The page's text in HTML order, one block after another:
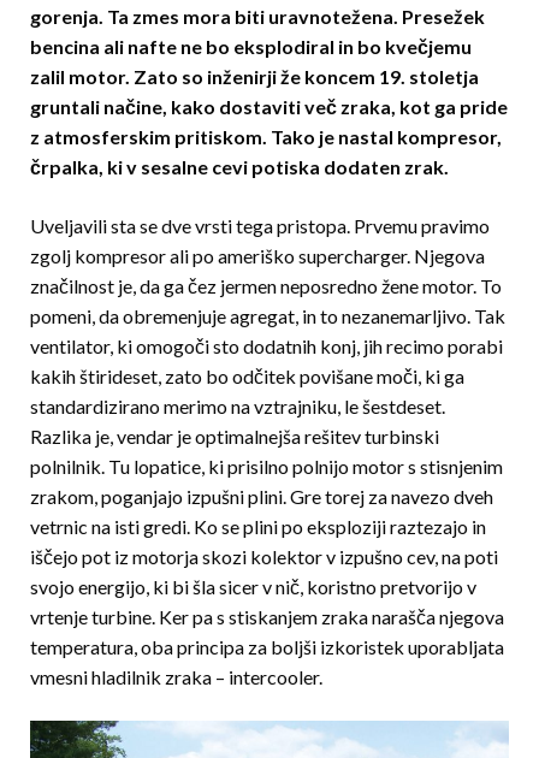
gorenja. Ta zmes mora biti uravnotežena. Presežek
bencina ali nafte ne bo eksplodiral in bo kvečjemu
zalil motor. Zato so inženirji že koncem 19. stoletja
gruntali načine, kako dostaviti več zraka, kot ga pride
z atmo­sferskim pritiskom. Tako je nastal kompresor,
črpalka, ki v sesalne cevi potiska dodaten zrak.
Uveljavili sta se dve vrsti tega pristopa. Prvemu pravimo
zgolj kompresor ali po ameriško super­charger. Njegova
značilnost je, da ga čez jermen neposredno žene motor. To
pomeni, da obremenjuje agregat, in to nezanemarljivo. Tak
ventilator, ki omogoči sto dodatnih konj, jih recimo porabi
kakih štirideset, zato bo odčitek povišane moči, ki ga
standardizirano merimo na vztrajniku, le šestdeset.
Razlika je, vendar je optimalnejša rešitev turbinski
polnilnik. Tu lopatice, ki prisilno polnijo motor s stisnjenim
zrakom, poganjajo izpušni plini. Gre torej za navezo dveh
vetrnic na isti gredi. Ko se plini po eksploziji raztezajo in
iščejo pot iz motorja skozi kolektor v izpušno cev, na poti
svojo energijo, ki bi šla sicer v nič, koristno pretvorijo v
vrtenje turbine. Ker pa s stiskanjem zraka narašča njegova
temperatura, oba principa za boljši izkoristek uporabljata
vmesni hladilnik zraka – intercooler.